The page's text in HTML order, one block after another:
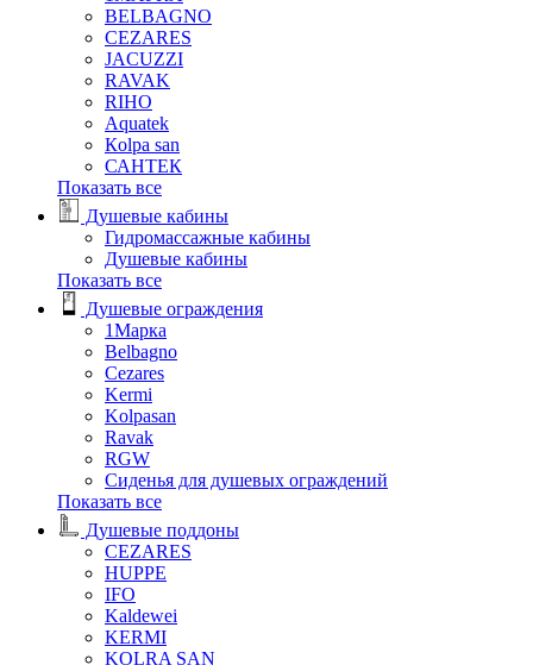
BELBAGNO
CEZARES
JACUZZI
RAVAK
RIHO
Аquatek
Кolpa san
САНТЕК
Показать все
Душевые кабины
Гидромассажные кабины
Душевые кабины
Показать все
Душевые ограждения
1Марка
Belbagno
Cezares
Kermi
Kolpasan
Ravak
RGW
Сиденья для душевых ограждений
Показать все
Душевые поддоны
CEZARES
HUPPE
IFO
Kaldewei
KERMI
KOLRA SAN